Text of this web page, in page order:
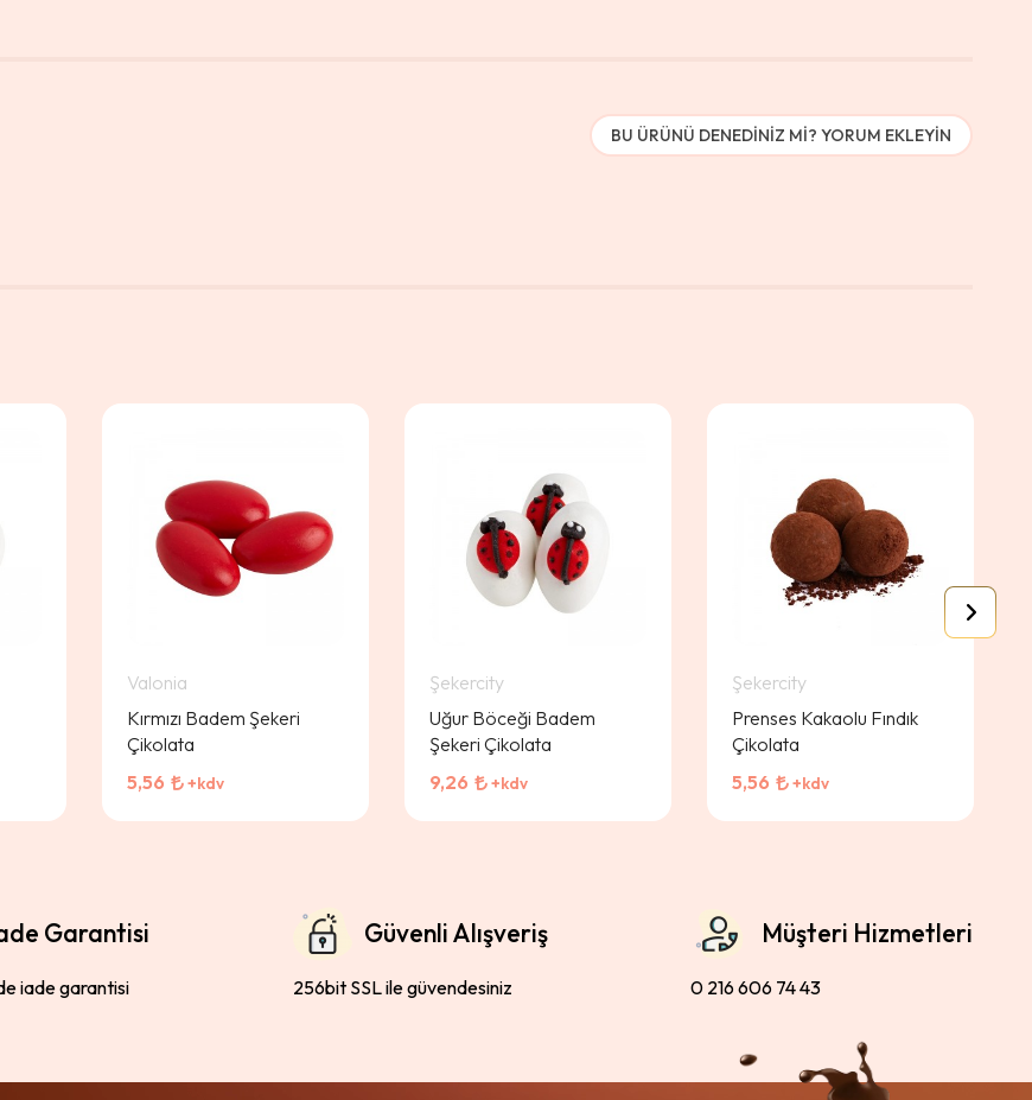
BU ÜRÜNÜ DENEDINIZ MI? YORUM EKLEYIN
Valonia
Kırmızı Badem Şekeri
Çikolata
5,56
+kdv
Şekercity
Uğur Böceği Badem
Şekeri Çikolata
9,26
+kdv
Şekercity
Prenses Kakaolu Fındık
Çikolata
5,56
+kdv
Garantisi
iade garantisi
Güvenli Alışveriş
256bit SSL ile güvendesiniz
Müşteri Hizmetleri
0 216 606 74 43